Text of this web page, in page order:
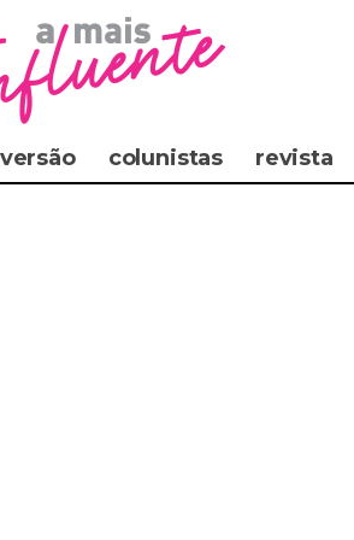
colunistas revista